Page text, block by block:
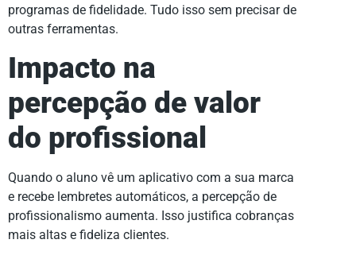
programas de fidelidade. Tudo isso sem precisar de
outras ferramentas.
Impacto na
percepção de valor
do profissional
Quando o aluno vê um aplicativo com a sua marca
e recebe lembretes automáticos, a percepção de
profissionalismo aumenta. Isso justifica cobranças
mais altas e fideliza clientes.